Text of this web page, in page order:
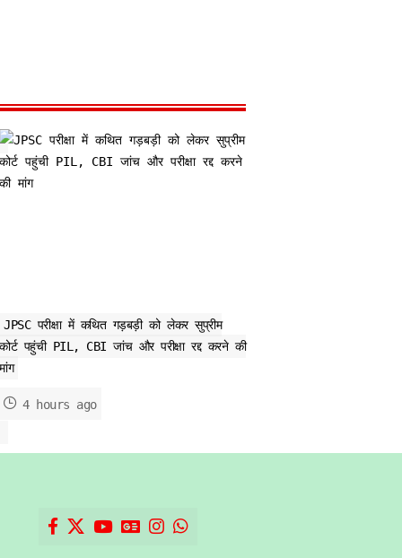
JPSC परीक्षा में कथित गड़बड़ी को लेकर सुप्रीम
कोर्ट पहुंची PIL, CBI जांच और परीक्षा रद्द करने की
मांग
4 hours ago